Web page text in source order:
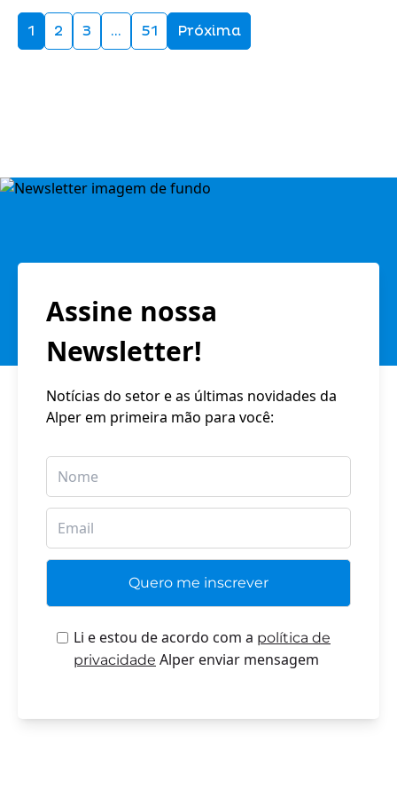
1 2 3 … 51 Próxima
Assine nossa
Newsletter!
Notícias do setor e as últimas novidades da
Alper em primeira mão para você:
Li e estou de acordo com a política de
privacidade Alper enviar mensagem